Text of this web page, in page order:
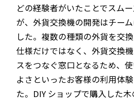
どの経験者がいたことでスム
が、外貨交換機の開発はチー
した。複数の種類の外貨を交
仕様だけではなく、外貨交換
スをつなぐ窓口となるため、
よさといったお客様の利用体
た。DIY ショップで購入した